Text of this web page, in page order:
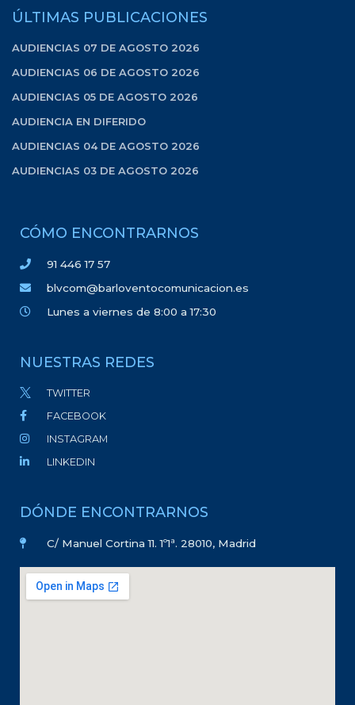
ÚLTIMAS PUBLICACIONES
AUDIENCIAS 07 DE AGOSTO 2026
AUDIENCIAS 06 DE AGOSTO 2026
AUDIENCIAS 05 DE AGOSTO 2026
AUDIENCIA EN DIFERIDO
AUDIENCIAS 04 DE AGOSTO 2026
AUDIENCIAS 03 DE AGOSTO 2026
CÓMO ENCONTRARNOS
91 446 17 57
blvcom@barloventocomunicacion.es
Lunes a viernes de 8:00 a 17:30
NUESTRAS REDES
TWITTER
FACEBOOK
INSTAGRAM
LINKEDIN
DÓNDE ENCONTRARNOS
C/ Manuel Cortina 11. 1º1ª. 28010, Madrid